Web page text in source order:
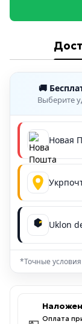
🚚
Выберите
Новая
Uklon
*Точные
Оплата